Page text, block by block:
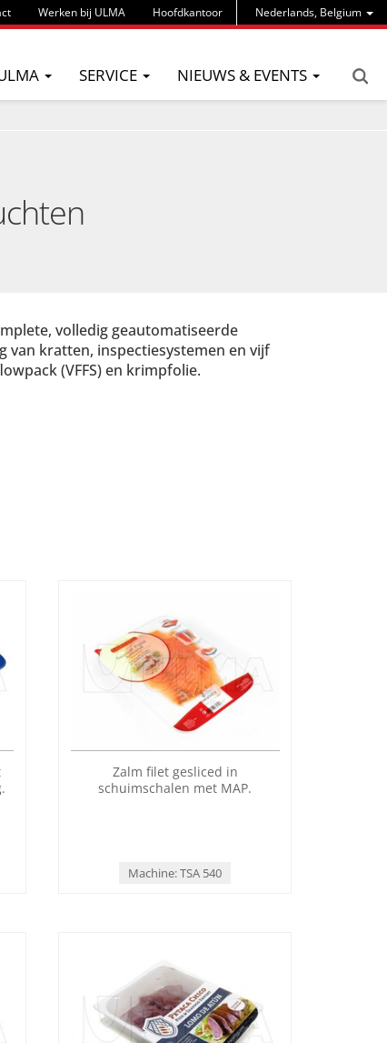
Nederlands, Belgium
Werken bij ULMA Hoofdkantoor
SERVICE NIEUWS & EVENTS
volledig geautomatiseerde
van kratten, inspectiesystemen en vijf
(VFFS) en krimpfolie.
Zalm filet gesliced in
schuimschalen met MAP.
Machine: TSA 540